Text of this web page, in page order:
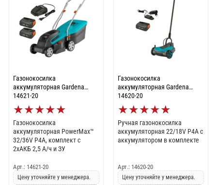
Газонокосилка
аккумуляторная Gardena
14621-20
★★★★★
Газонокосилка
аккумуляторная PowerMax™
32/36V P4A, комплект с
2хАКБ 2,5 А/ч и ЗУ
Арт.: 14621-20
Цену уточняйте у менеджера.
Газонокосилка
аккумуляторная Gardena
14620-20
★★★★★
Ручная газонокосилка
аккумуляторная 22/18V P4A с
аккумулятором в комплекте
Арт.: 14620-20
Цену уточняйте у менеджера.